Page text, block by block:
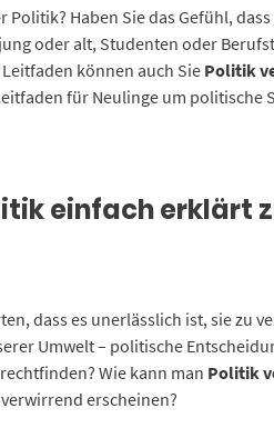
Haben Sie das Gefühl,
oder alt, Studenten oder
können auch Sie Politik
für Neulinge um politische
einfach erklärt
dass es unerlässlich ist, sie zu
Umwelt – politische
Wie kann man Politik
erscheinen?